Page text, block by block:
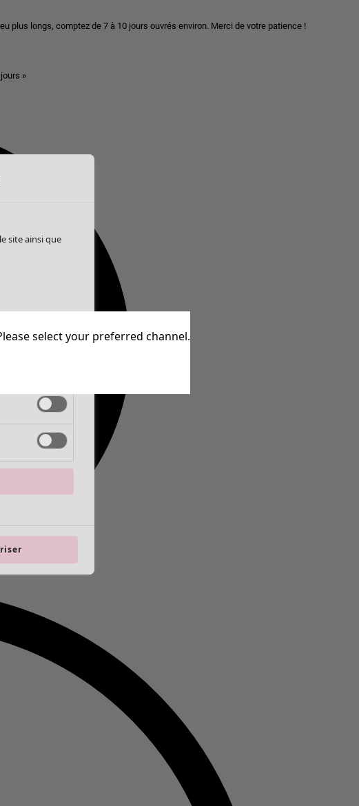
plus longs, comptez de 7 à 10 jours ouvrés environ. Merci de votre patience !
»
select your preferred channel.
site ainsi que
Toujours actif